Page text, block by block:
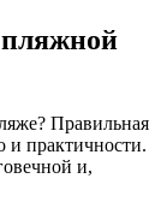
пляжной
Правильная
и практичности.
и,